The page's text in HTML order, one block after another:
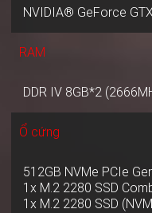
NVIDIA® GeForce
RAM
DDR IV 8GB*2
Ổ cứng
512GB NVMe PCIe
1x M.2 2280 SSD
1x M.2 2280 SSD